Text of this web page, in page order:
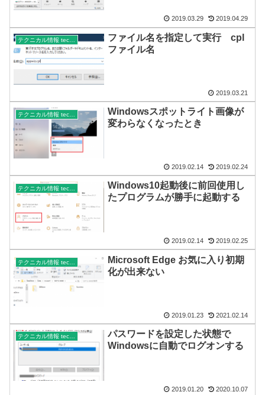
2019.03.29 2019.04.29
テクニカル情報 technical
ファイル名を指定して実行 cpl
ファイル名
2019.03.21
テクニカル情報 technical
Windowsスポットライト画像が
変わらなくなったとき
2019.02.14 2019.02.24
テクニカル情報 technical
Windows10起動後に前回使用し
たプログラムが勝手に起動する
2019.02.14 2019.02.25
テクニカル情報 technical
Microsoft Edge お気に入り初期
化が出来ない
2019.01.23 2021.02.14
テクニカル情報 technical
パスワードを設定した状態で
Windowsに自動でログオンする
2019.01.20 2020.10.07